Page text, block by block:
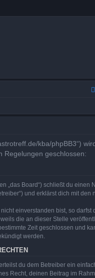
kba/phpBB3“)
Regelungen geschlossen:
„das Board“) schließt du
und erklärst dich mit
einverstanden bist, so darfst
die an dieser Stelle
Zeit geschlossen und
werden.
du dem Betreiber ein
Recht, deinen Beitrag im